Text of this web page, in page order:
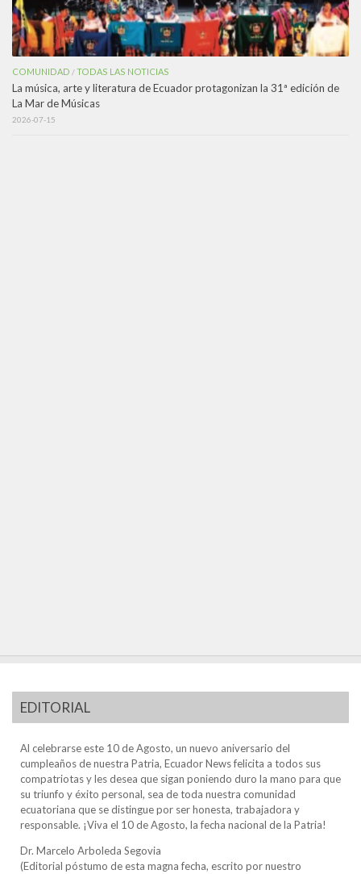
COMUNIDAD /TODAS LAS NOTICIAS
La música, arte y literatura de Ecuador protagonizan la 31ª edición de
La Mar de Músicas
2026-07-15
EDITORIAL
Al celebrarse este 10 de Agosto, un nuevo aniversario del
cumpleaños de nuestra Patria, Ecuador News felicita a todos sus
compatriotas y les desea que sigan poniendo duro la mano para que
su triunfo y éxito personal, sea de toda nuestra comunidad
ecuatoriana que se distingue por ser honesta, trabajadora y
responsable. ¡Viva el 10 de Agosto, la fecha nacional de la Patria!
Dr. Marcelo Arboleda Segovia
(Editorial póstumo de esta magna fecha, escrito por nuestro